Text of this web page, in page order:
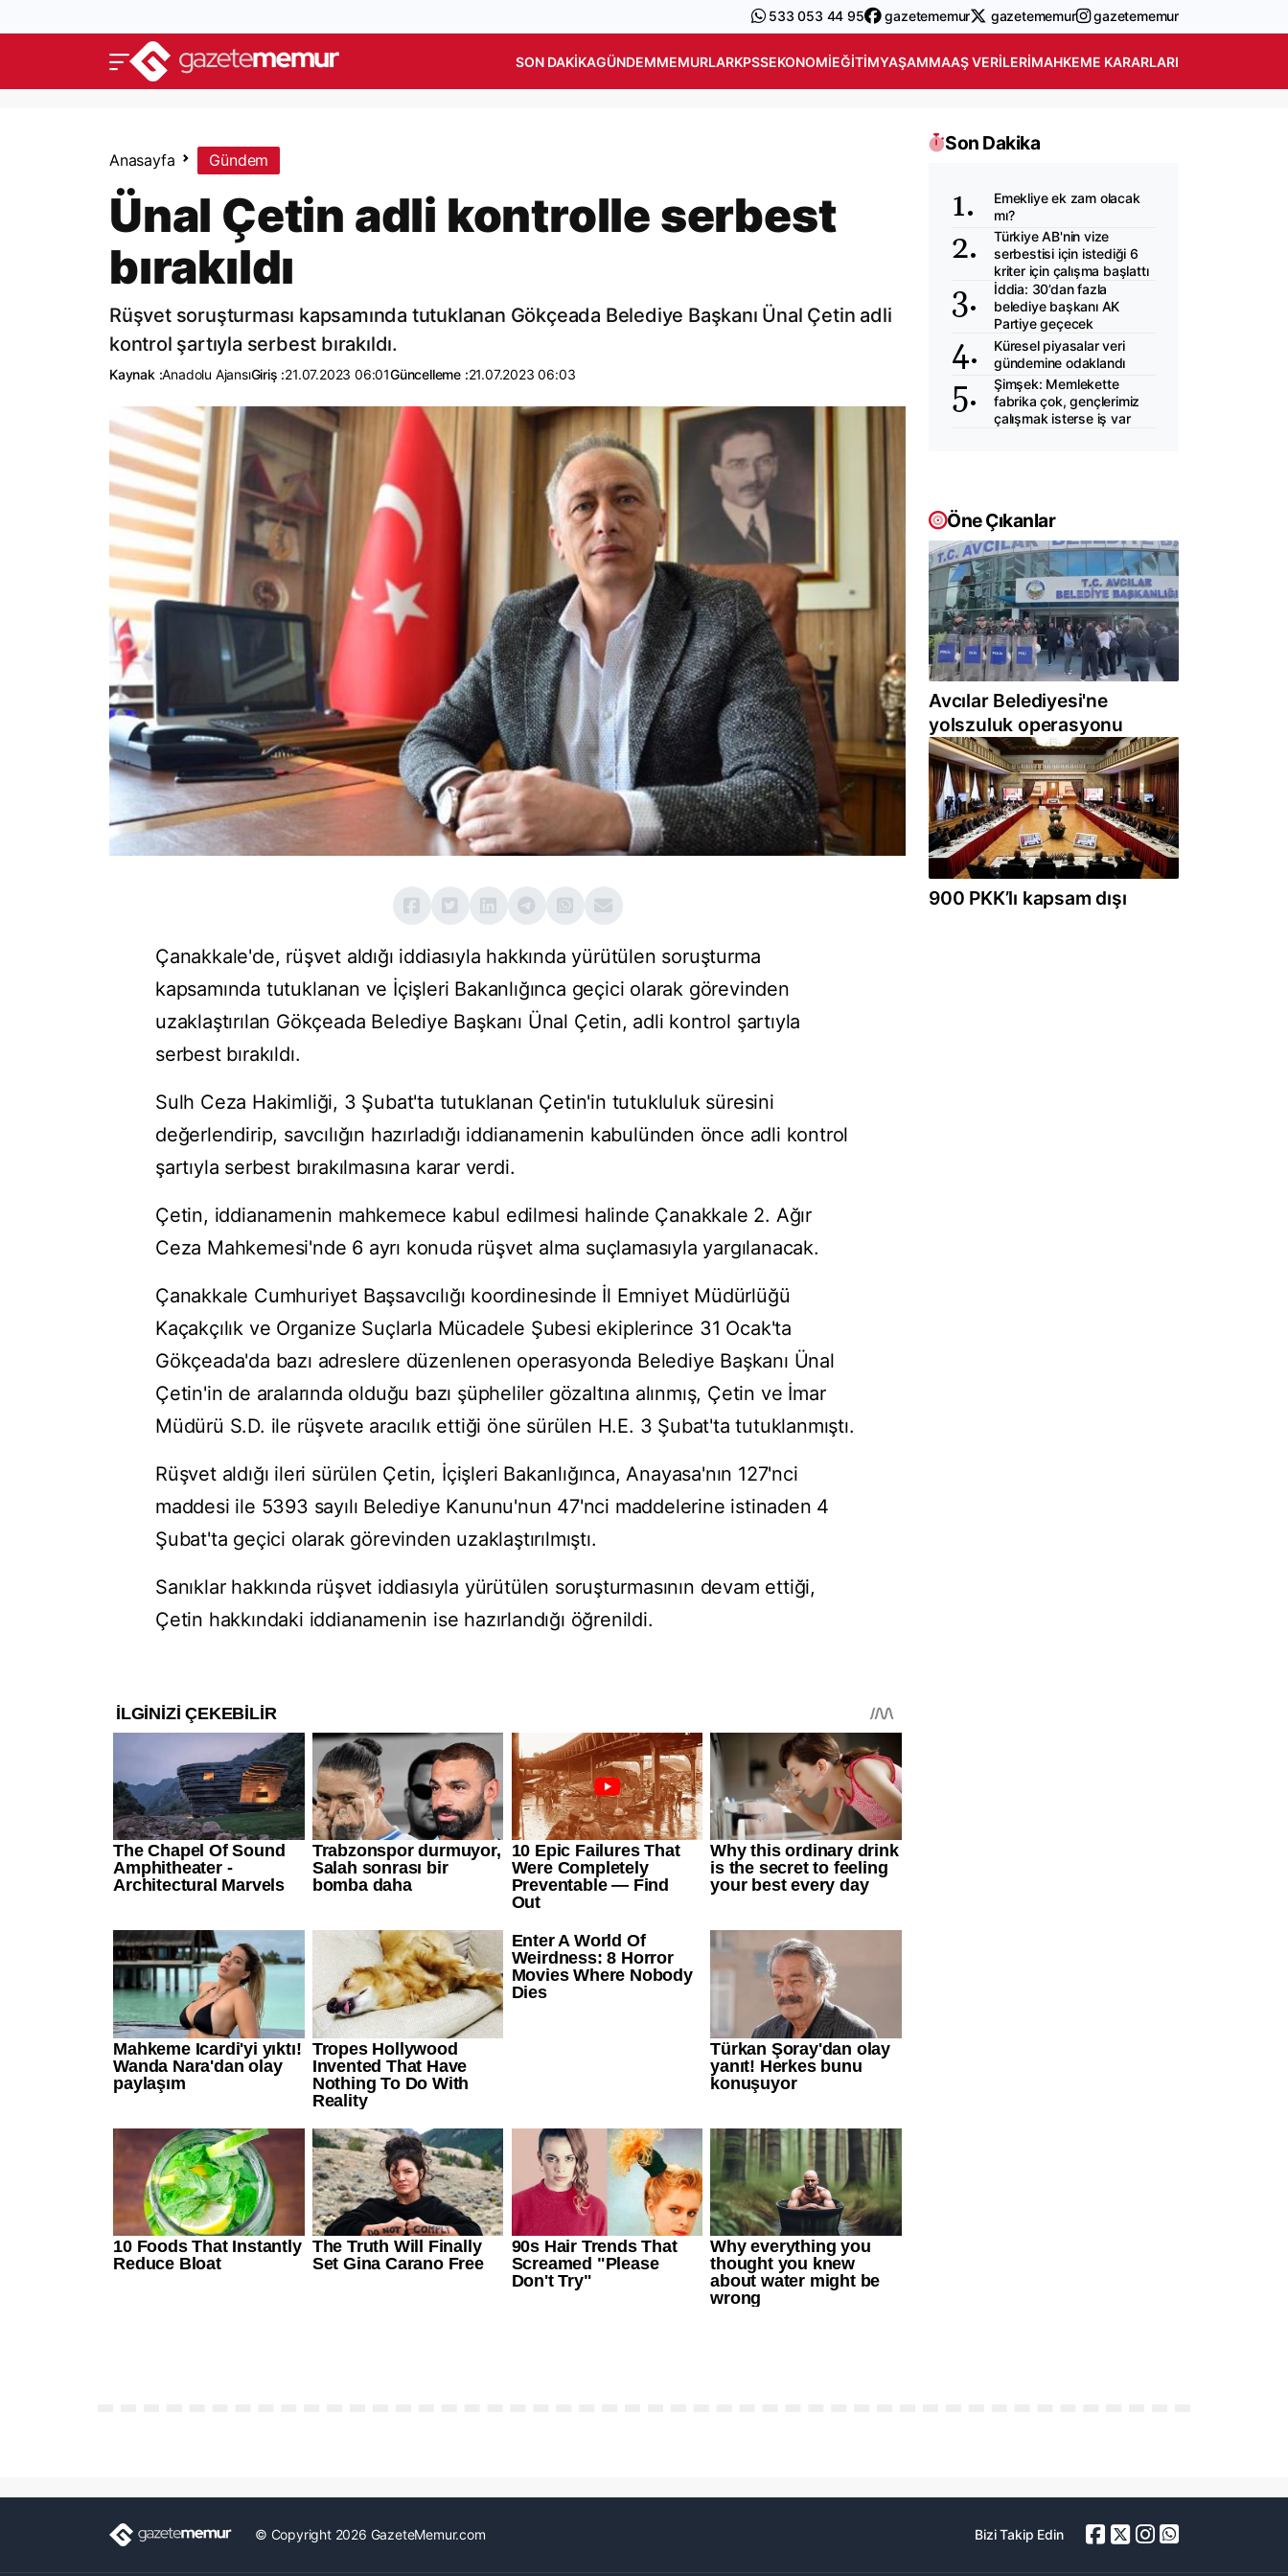
533 053 44 95 gazetememur gazetememur gazetememur
SON DAKIKAGÜNDEMMEMURLARKPSSEKONOMIEĞITIMYAŞAMMAAŞ VERILERIMAHKEME KARARLARI
Anasayfa Gündem
Ünal Çetin adli kontrolle serbest
bırakıldı
Rüşvet soruşturması kapsamında tutuklanan Gökçeada Belediye Başkanı Ünal Çetin adli
kontrol şartıyla serbest bırakıldı.
Kaynak :Anadolu AjansıGiriş :21.07.2023 06:01Güncelleme :21.07.2023 06:03
Çanakkale'de, rüşvet aldığı iddiasıyla hakkında yürütülen soruşturma
kapsamında tutuklanan ve İçişleri Bakanlığınca geçici olarak görevinden
uzaklaştırılan Gökçeada Belediye Başkanı Ünal Çetin, adli kontrol şartıyla
serbest bırakıldı.
Sulh Ceza Hakimliği, 3 Şubat'ta tutuklanan Çetin'in tutukluluk süresini
değerlendirip, savcılığın hazırladığı iddianamenin kabulünden önce adli kontrol
şartıyla serbest bırakılmasına karar verdi.
Çetin, iddianamenin mahkemece kabul edilmesi halinde Çanakkale 2. Ağır
Ceza Mahkemesi'nde 6 ayrı konuda rüşvet alma suçlamasıyla yargılanacak.
Çanakkale Cumhuriyet Başsavcılığı koordinesinde İl Emniyet Müdürlüğü
Kaçakçılık ve Organize Suçlarla Mücadele Şubesi ekiplerince 31 Ocak'ta
Gökçeada'da bazı adreslere düzenlenen operasyonda Belediye Başkanı Ünal
Çetin'in de aralarında olduğu bazı şüpheliler gözaltına alınmış, Çetin ve İmar
Müdürü S.D. ile rüşvete aracılık ettiği öne sürülen H.E. 3 Şubat'ta tutuklanmıştı.
Rüşvet aldığı ileri sürülen Çetin, İçişleri Bakanlığınca, Anayasa'nın 127'nci
maddesi ile 5393 sayılı Belediye Kanunu'nun 47'nci maddelerine istinaden 4
Şubat'ta geçici olarak görevinden uzaklaştırılmıştı.
Sanıklar hakkında rüşvet iddiasıyla yürütülen soruşturmasının devam ettiği,
Çetin hakkındaki iddianamenin ise hazırlandığı öğrenildi.
Son Dakika
Emekliye ek zam olacak
mı?
Türkiye AB'nin vize
serbestisi için istediği 6
kriter için çalışma başlattı
İddia: 30’dan fazla
belediye başkanı AK
Partiye geçecek
Küresel piyasalar veri
gündemine odaklandı
Şimşek: Memlekette
fabrika çok, gençlerimiz
çalışmak isterse iş var
Öne Çıkanlar
Avcılar Belediyesi'ne
yolszuluk operasyonu
900 PKK’lı kapsam dışı
© Copyright 2026 GazeteMemur.com Bizi Takip Edin